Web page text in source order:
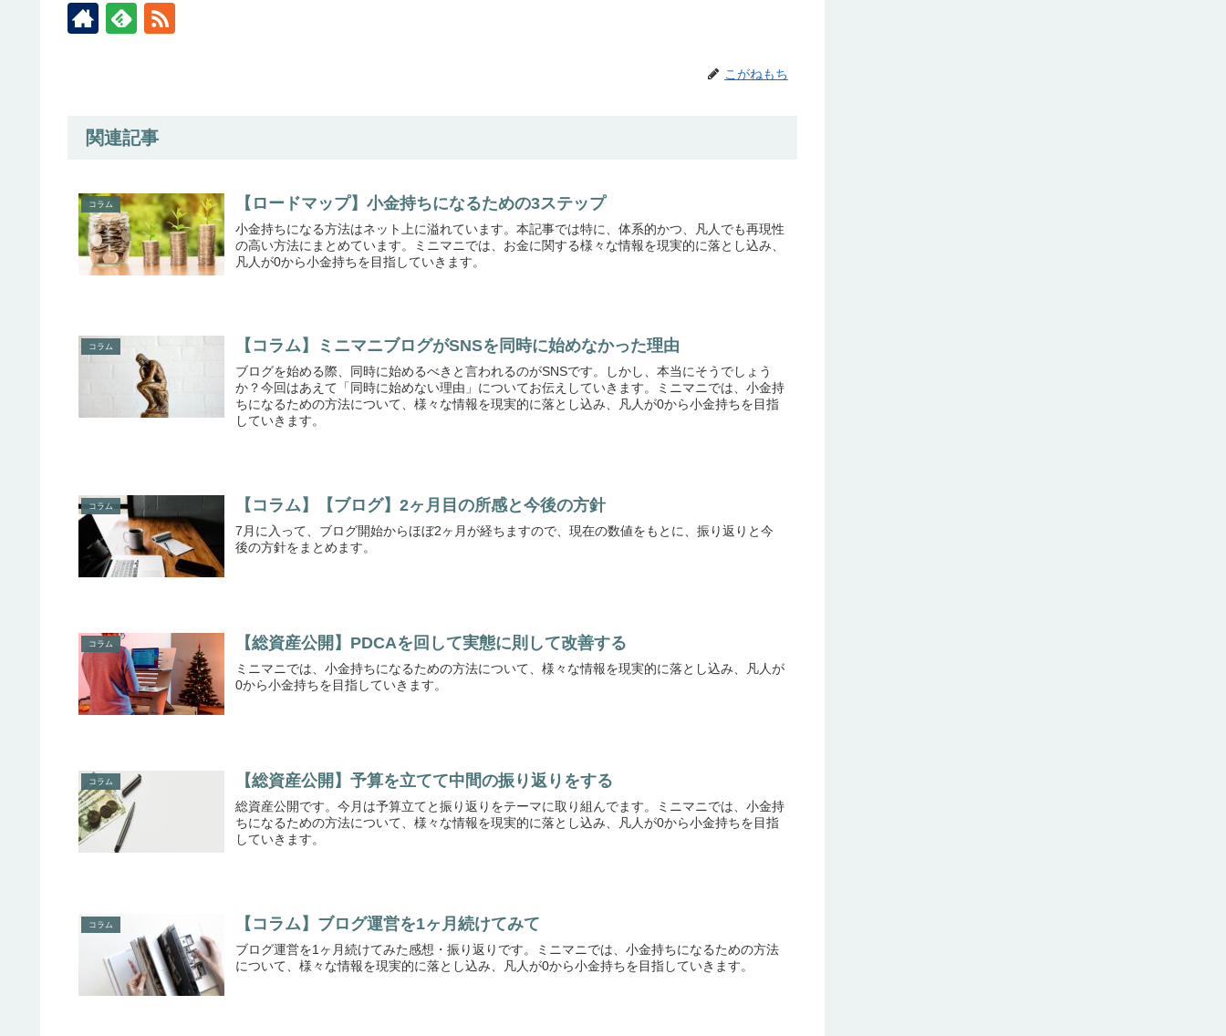
こがねもち
関連記事
コラム 【ロードマップ】小金持ちになるための3ステップ
小金持ちになる方法はネット上に溢れています。本記事では特に、体系的かつ、凡人でも再現性
の高い方法にまとめています。ミニマニでは、お金に関する様々な情報を現実的に落とし込み、
凡人が0から小金持ちを目指していきます。
コラム 【コラム】ミニマニブログがSNSを同時に始めなかった理由
ブログを始める際、同時に始めるべきと言われるのがSNSです。しかし、本当にそうでしょう
か？今回はあえて「同時に始めない理由」についてお伝えしていきます。ミニマニでは、小金持
ちになるための方法について、様々な情報を現実的に落とし込み、凡人が0から小金持ちを目指
していきます。
コラム 【コラム】【ブログ】2ヶ月目の所感と今後の方針
7月に入って、ブログ開始からほぼ2ヶ月が経ちますので、現在の数値をもとに、振り返りと今
後の方針をまとめます。
コラム 【総資産公開】PDCAを回して実態に則して改善する
ミニマニでは、小金持ちになるための方法について、様々な情報を現実的に落とし込み、凡人が
0から小金持ちを目指していきます。
コラム 【総資産公開】予算を立てて中間の振り返りをする
総資産公開です。今月は予算立てと振り返りをテーマに取り組んでます。ミニマニでは、小金持
ちになるための方法について、様々な情報を現実的に落とし込み、凡人が0から小金持ちを目指
していきます。
コラム 【コラム】ブログ運営を1ヶ月続けてみて
ブログ運営を1ヶ月続けてみた感想・振り返りです。ミニマニでは、小金持ちになるための方法
について、様々な情報を現実的に落とし込み、凡人が0から小金持ちを目指していきます。